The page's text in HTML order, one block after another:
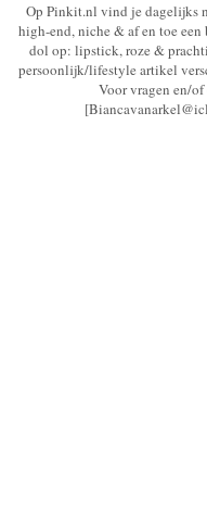
Op Pinkit.nl vind je dagelijks
high-end, niche & af en toe
dol op: lipstick, roze &
persoonlijk/lifestyle artikel
Voor vragen en/